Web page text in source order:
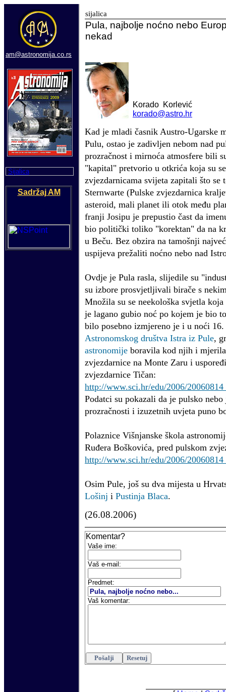
am@astronomija.co.rs
Sijalica
Sadržaj AM
sijalica
Pula, najbolje noćno nebo
nekad
Korado Korlević
korado@astro.hr
Kad je mladi časnik Austro-Ugarske
Pulu, ostao je zadivljen nebom nad
prozračnost i mirnoća atmosfere bili
"kapital" pretvorio u otkrića koja su
zvjezdarnicama svijeta zapitali što
Sternwarte (Pulske zvjezdarnica
asteroid, mali planet ili otok među
franji Josipu je prepustio čast da
bio politički toliko "korektan" da na
u Beču. Bez obzira na tamošnji
uspijeva prežaliti noćno nebo nad
Ovdje je Pula rasla, slijedile su
su izbore prosvjetljivali birače s
Množila su se neekološka svjetla
je lagano gubio noć po kojem je bio
bilo posebno izmjereno je i u noći
Astronomskog društva Istra iz Pule,
astronomije boravila kod njih i mjerila
zvjezdarnice na Monte Zaru i
zvjezdarnice Tičan:
http://www.sci.hr/edu/2006/
Podatci su pokazali da je pulsko
prozračnosti i izuzetnih uvjeta puno
Polaznice Višnjanske škola
Ruđera Boškovića, pred pulskom
http://www.sci.hr/edu/2006/
Osim Pule, još su dva mijesta u
Lošinj i Pustinja Blaca.
(26.08.2006)
Komentar?
Vaše ime:
Vaš e-mail:
Predmet:
Vaš komentar: